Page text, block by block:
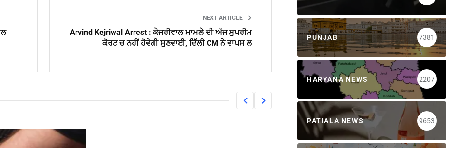
NEXT ARTICLE
Arvind Kejriwal Arrest : ਕੇਜਰੀਵਾਲ ਮਾਮਲੇ ਦੀ ਅੱਜ ਸੁਪਰੀਮ
ਕੋਰਟ ਚ ਨਹੀਂ ਹੋਵੇਗੀ ਸੁਣਵਾਈ, ਦਿੱਲੀ CM ਨੇ ਵਾਪਸ ਲ
PUNJAB 7381
HARYANA NEWS 2207
PATIALA NEWS 9653